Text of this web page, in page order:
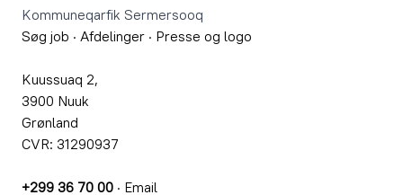
Kommuneqarfik Sermersooq
Søg job · Afdelinger · Presse og logo
Kuussuaq 2,
3900 Nuuk
Grønland
CVR: 31290937
+299 36 70 00 · Email